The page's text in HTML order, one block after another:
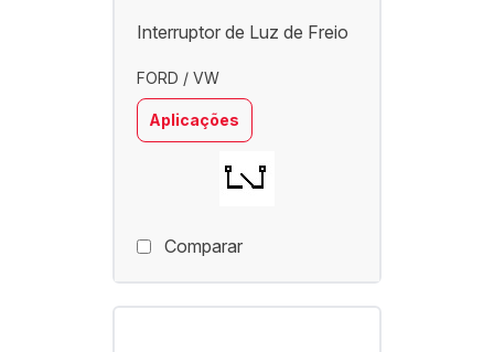
Interruptor de Luz de Freio
FORD / VW
Aplicações
Comparar